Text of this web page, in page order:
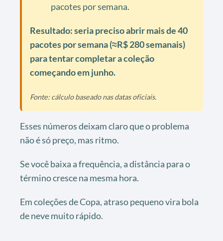
pacotes por semana.
Resultado: seria preciso abrir mais de 40
pacotes por semana (≈R$ 280 semanais)
para tentar completar a coleção
começando em junho.
Fonte: cálculo baseado nas datas oficiais.
Esses números deixam claro que o problema
não é só preço, mas ritmo.
Se você baixa a frequência, a distância para o
término cresce na mesma hora.
Em coleções de Copa, atraso pequeno vira bola
de neve muito rápido.